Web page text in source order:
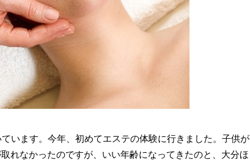
います。今年、初めてエステの体験に行きました。子供が
れなかったのですが、いい年齢になってきたのと、大分ほ